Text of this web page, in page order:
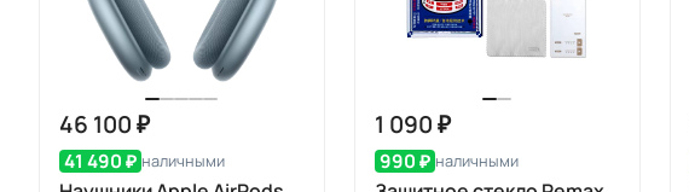
46 100 ₽
41 490 ₽ наличными
1 090 ₽
990 ₽ наличными